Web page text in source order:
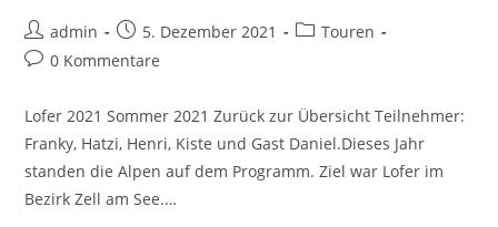
admin 5. Dezember 2021
Touren
0 Kommentare
Lofer 2021 Sommer 2021 Zurück zur Übersicht Teilnehmer:
Franky, Hatzi, Henri, Kiste und Gast Daniel.Dieses Jahr
standen die Alpen auf dem Programm. Ziel war Lofer im
Bezirk Zell am See.…